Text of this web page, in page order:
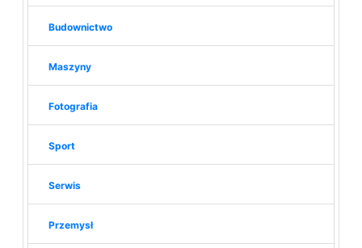
Budownictwo
Maszyny
Fotografia
Sport
Serwis
Przemysł